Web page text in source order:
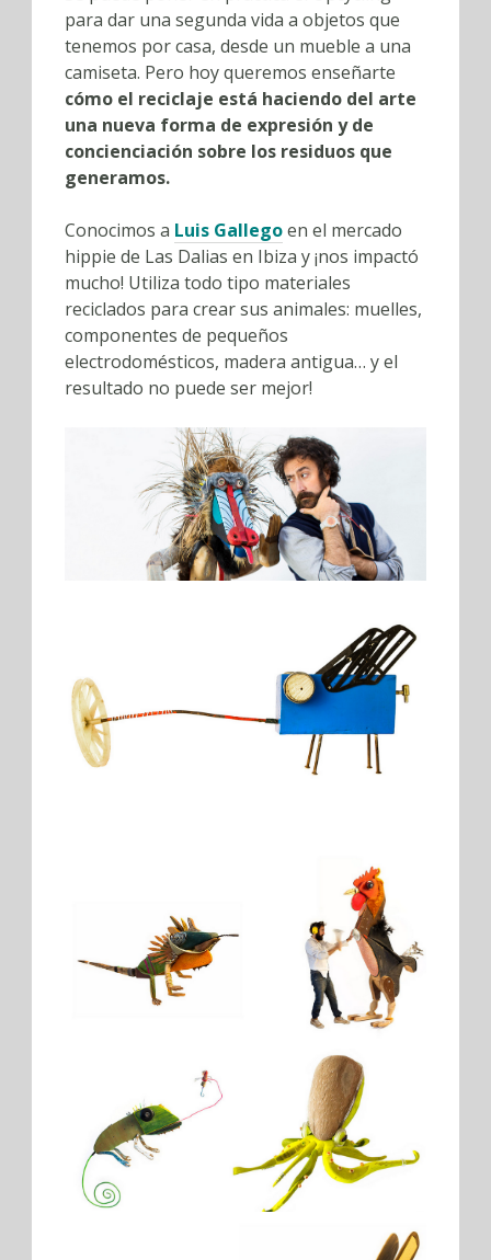
para dar una segunda vida a objetos que
tenemos por casa, desde un mueble a una
camiseta. Pero hoy queremos enseñarte
cómo el reciclaje está haciendo del arte
una nueva forma de expresión y de
concienciación sobre los residuos que
generamos.
Conocimos a Luis Gallegoen el mercado
hippie de Las Dalias en Ibiza y ¡nos impactó
mucho! Utiliza todo tipo materiales
reciclados para crear sus animales: muelles,
componentes de pequeños
electrodomésticos, madera antigua… y el
resultado no puede ser mejor!